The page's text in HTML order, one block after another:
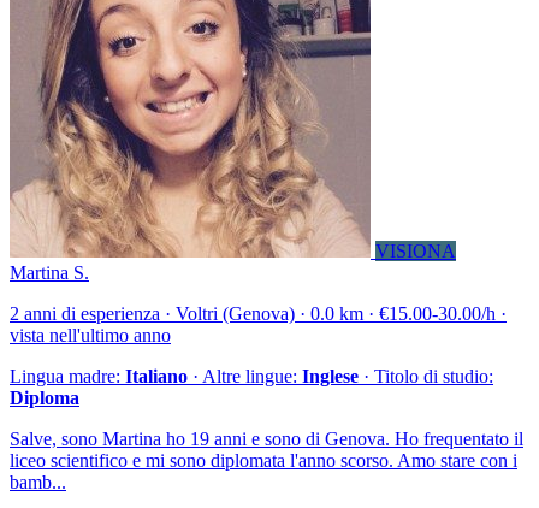
VISIONA
Martina S.
2 anni di esperienza · Voltri (Genova) · 0.0 km · €15.00-30.00/h ·
vista nell'ultimo anno
Lingua madre: Italiano · Altre lingue: Inglese · Titolo di studio:
Diploma
Salve, sono Martina ho 19 anni e sono di Genova. Ho frequentato il
liceo scientifico e mi sono diplomata l'anno scorso. Amo stare con i
bamb...